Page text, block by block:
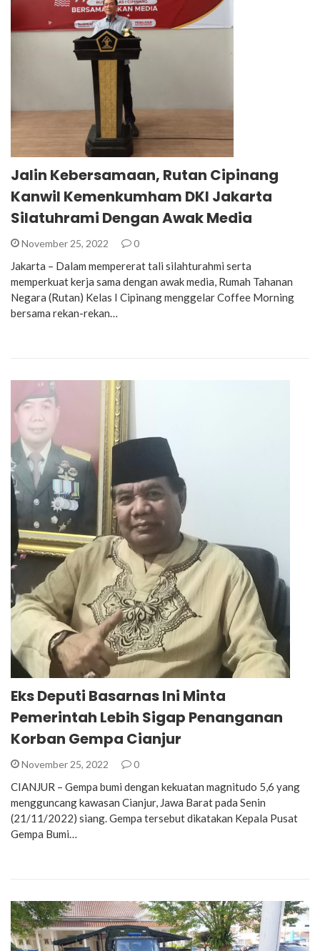
Jalin Kebersamaan, Rutan Cipinang
Kanwil Kemenkumham DKI Jakarta
Silatuhrami Dengan Awak Media
November 25, 2022 0
Jakarta – Dalam mempererat tali silahturahmi serta
memperkuat kerja sama dengan awak media, Rumah Tahanan
Negara (Rutan) Kelas I Cipinang menggelar Coffee Morning
bersama rekan-rekan…
Eks Deputi Basarnas Ini Minta
Pemerintah Lebih Sigap Penanganan
Korban Gempa Cianjur
November 25, 2022 0
CIANJUR – Gempa bumi dengan kekuatan magnitudo 5,6 yang
mengguncang kawasan Cianjur, Jawa Barat pada Senin
(21/11/2022) siang. Gempa tersebut dikatakan Kepala Pusat
Gempa Bumi…